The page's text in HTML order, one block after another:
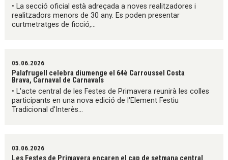
• La secció oficial està adreçada a noves realitzadores i
realitzadors menors de 30 any. Es poden presentar
curtmetratges de ficció,...
05.06.2026
Palafrugell celebra diumenge el 64è Carroussel Costa
Brava, Carnaval de Carnavals
• L'acte central de les Festes de Primavera reunirà les colles
participants en una nova edició de l'Element Festiu
Tradicional d'Interès...
03.06.2026
Les Festes de Primavera encaren el cap de setmana central